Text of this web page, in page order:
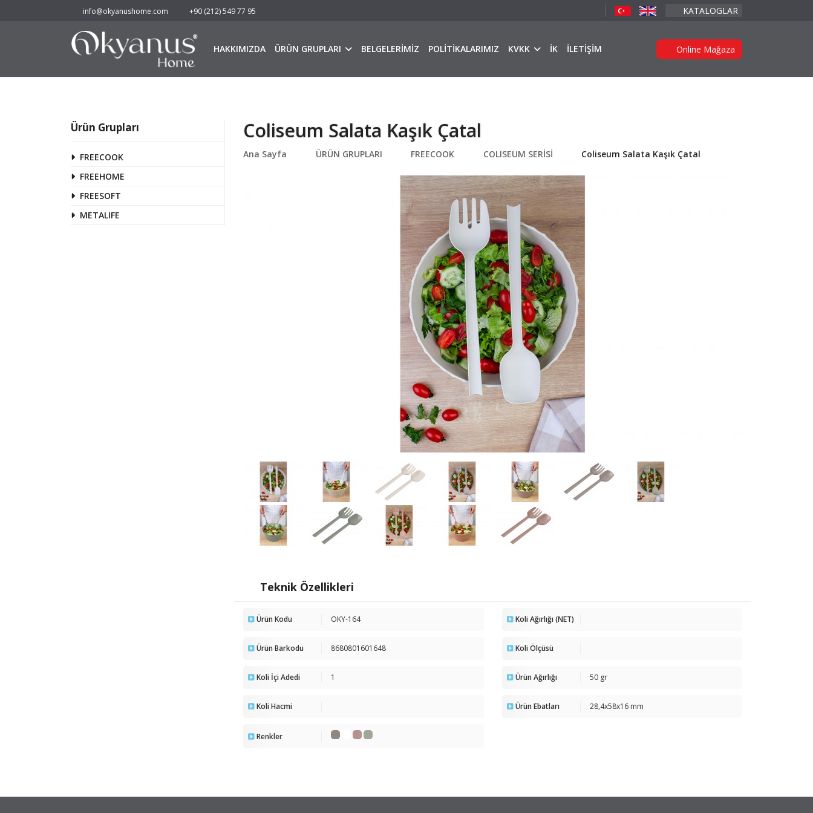
info@okyanushome.com +90 (212) 549 77 95 KATALOGLAR
HAKKIMIZDA ÜRÜN GRUPLARI BELGELERİMİZ POLİTİKALARIMIZ KVKK İK İLETİŞİM Online Mağaza
Ürün Grupları
FREECOOK
FREEHOME
FREESOFT
METALIFE
Coliseum Salata Kaşık Çatal
Ana Sayfa ÜRÜN GRUPLARI FREECOOK COLISEUM SERİSİ Coliseum Salata Kaşık Çatal
Teknik Özellikleri
Ürün Kodu OKY-164 Koli Ağırlığı (NET)
Ürün Barkodu 8680801601648 Koli Ölçüsü
Koli İçi Adedi 1 Ürün Ağırlığı 50 gr
Koli Hacmi Ürün Ebatları 28,4x58x16 mm
Renkler